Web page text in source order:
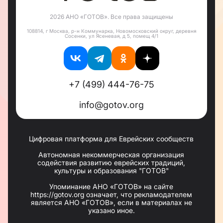
на молитвы, отмечается Шаббат, Рош Ходеш и
еврейские праздники. В начале нового учебного
года запускается программа Enerjew и
начинаются уроки иврита. В синагоге общины
регулярно собирается миньян на молитву. Члены
общины выбирают помещение «Центра роста»
для проведения свадеб, обрезаний, опшерниш, и
просто семейных событий.
2026 АНО «ГОТОВ». Все права защищены
108814, г Москва, р-н Коммунарка, Новомосковский округ, деревня
Сосенки, ул Ясеневая, д 5, помещ 4/1
+7 (499) 444-76-75
info@gotov.org
Цифровая платформа для Еврейских сообществ
Автономная некоммерческая организация
содействия развитию еврейских традиций,
культуры и образования "ГОТОВ"
Упоминание АНО «ГОТОВ» на сайте
https://gotov.org означает, что рекламодателем
является АНО «ГОТОВ», если в материалах не
указано иное.